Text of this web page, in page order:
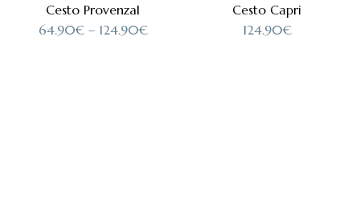
Cesto Provenzal
64.90€– 124.90€
Cesto Capri
124.90€